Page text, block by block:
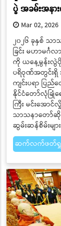
ပွဲ အခမ်းအနား
Mar 02, 2026
၂၀၂၆ ခုနှစ် သ
ခြင်း မဟာမင်္
ကို ယနေ့မွန်းလွဲပို
ပရိဝုဏ်အတွင်းရှိ
ကျင်းပရာ ပြ
နိုင်ငံတော်လုံခြုံရ
ကြီး မင်းအေ
သာသနာတော်ဆို
ဆွမ်းဆန်စိမ်းမျ
ဆက်လက်ဖတ်ရှု